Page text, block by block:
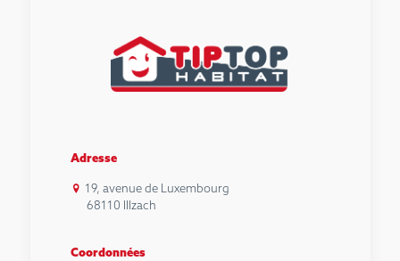
Adresse
19, avenue de Luxembourg
68110 Illzach
Coordonnées